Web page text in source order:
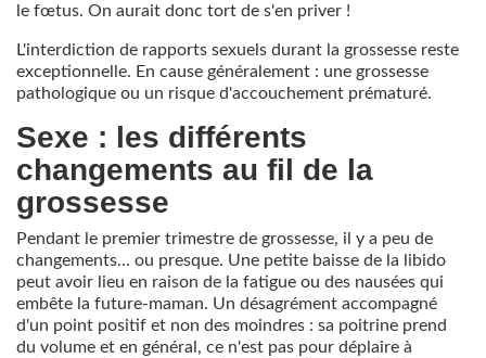
le fœtus. On aurait donc tort de s'en priver !
L'interdiction de rapports sexuels durant la grossesse reste
exceptionnelle. En cause généralement : une grossesse
pathologique ou un risque d'accouchement prématuré.
Sexe : les différents
changements au fil de la
grossesse
Pendant le premier trimestre de grossesse, il y a peu de
changements... ou presque. Une petite baisse de la libido
peut avoir lieu en raison de la fatigue ou des nausées qui
embête la future-maman. Un désagrément accompagné
d'un point positif et non des moindres : sa poitrine prend
du volume et en général, ce n'est pas pour déplaire à